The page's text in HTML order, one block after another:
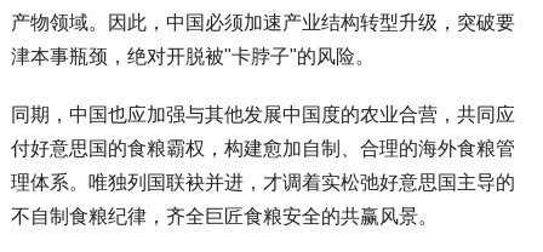
产物领域。因此，中国必须加速产业结构转型升级，突破要
津本事瓶颈，绝对开脱被"卡脖子"的风险。
同期，中国也应加强与其他发展中国度的农业合营，共同应
付好意思国的食粮霸权，构建愈加自制、合理的海外食粮管
理体系。唯独列国联袂并进，才调着实松弛好意思国主导的
不自制食粮纪律，齐全巨匠食粮安全的共赢风景。